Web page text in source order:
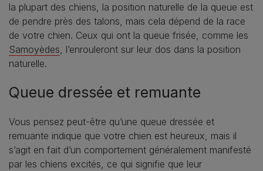
la plupart des chiens, la position naturelle de la queue est
de pendre près des talons, mais cela dépend de la race
de votre chien. Ceux qui ont la queue frisée, comme les
Samoyèdes , l’enrouleront sur leur dos dans la position
naturelle.
Queue dressée et remuante
Vous pensez peut-être qu’une queue dressée et
remuante indique que votre chien est heureux, mais il
s’agit en fait d’un comportement généralement manifesté
par les chiens excités, ce qui signifie que leur